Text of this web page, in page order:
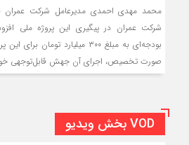
محمد مهدی احمدی مدیرعامل شرکت عمران
بودجه‌ای به مبلغ ۳۰۰ میلیارد
صورت تخصیص، اجرای آن جهش قابل‌توجهی
VOD بخش ویدیو